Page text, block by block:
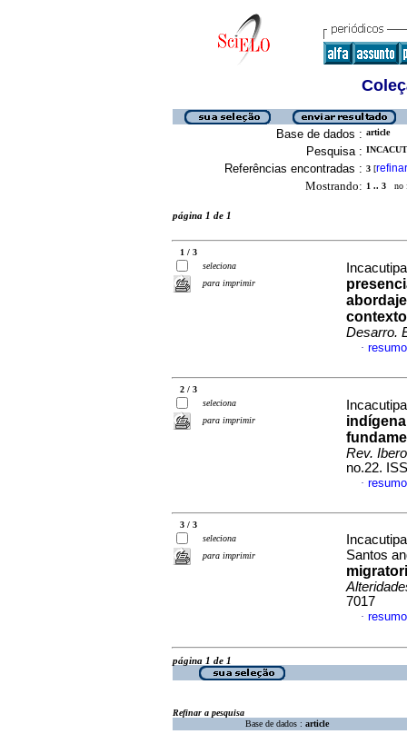
Base de dados : article
Pesquisa :
Referências encontradas : 3 [refinar
Mostrando: 1 .. 3 no
página 1 de 1
1 / 3
seleciona
para imprimir
Desarro.
·
2 / 3
seleciona
para imprimir
Rev.
no.22.
·
3 / 3
seleciona
para imprimir
Santos
7017
·
página 1 de 1
Refinar a pesquisa
Base de dados : article